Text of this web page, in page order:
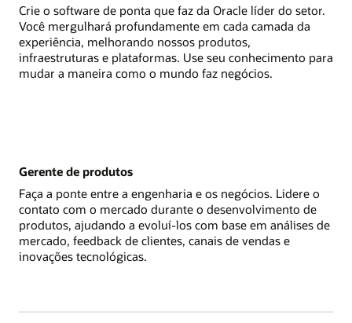
Crie o software de ponta que faz da Oracle líder do setor.
Você mergulhará profundamente em cada camada da
experiência, melhorando nossos produtos,
infraestruturas e plataformas. Use seu conhecimento para
mudar a maneira como o mundo faz negócios.
Gerente de produtos
Faça a ponte entre a engenharia e os negócios. Lidere o
contato com o mercado durante o desenvolvimento de
produtos, ajudando a evoluí-los com base em análises de
mercado, feedback de clientes, canais de vendas e
inovações tecnológicas.